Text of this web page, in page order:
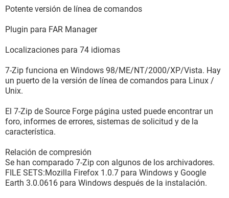
Potente versión de línea de comandos
Plugin para FAR Manager
Localizaciones para 74 idiomas
7-Zip funciona en Windows 98/ME/NT/2000/XP/Vista. Hay
un puerto de la versión de línea de comandos para Linux /
Unix.
El 7-Zip de Source Forge página usted puede encontrar un
foro, informes de errores, sistemas de solicitud y de la
característica.
Relación de compresión
Se han comparado 7-Zip con algunos de los archivadores.
FILE SETS:Mozilla Firefox 1.0.7 para Windows y Google
Earth 3.0.0616 para Windows después de la instalación.